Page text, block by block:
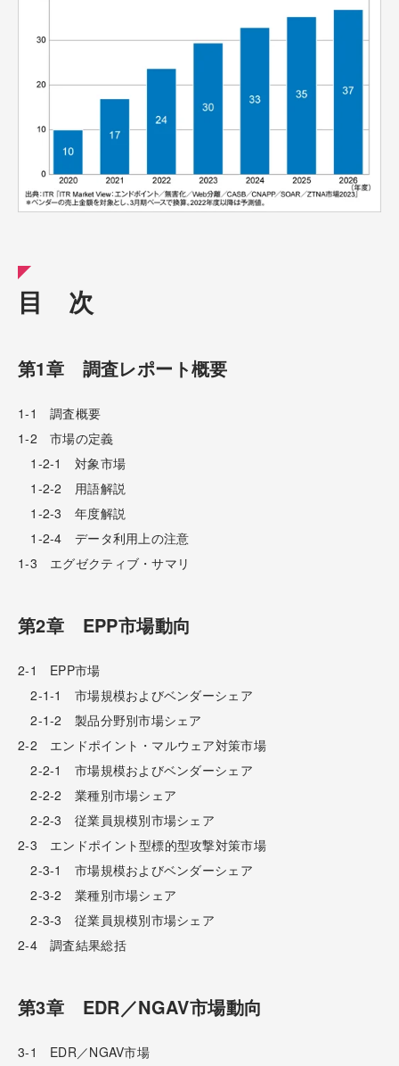
目 次
第1章 調査レポート概要
1-1 調査概要
1-2 市場の定義
1-2-1 対象市場
1-2-2 用語解説
1-2-3 年度解説
1-2-4 データ利用上の注意
1-3 エグゼクティブ・サマリ
第2章 EPP市場動向
2-1 EPP市場
2-1-1 市場規模およびベンダーシェア
2-1-2 製品分野別市場シェア
2-2 エンドポイント・マルウェア対策市場
2-2-1 市場規模およびベンダーシェア
2-2-2 業種別市場シェア
2-2-3 従業員規模別市場シェア
2-3 エンドポイント型標的型攻撃対策市場
2-3-1 市場規模およびベンダーシェア
2-3-2 業種別市場シェア
2-3-3 従業員規模別市場シェア
2-4 調査結果総括
第3章 EDR／NGAV市場動向
3-1 EDR／NGAV市場